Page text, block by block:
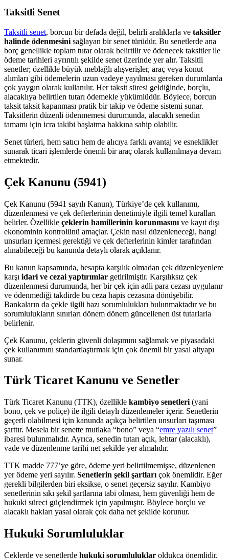
Taksitli Senet
Taksitli senet, borcun bir defada değil, belirli aralıklarla ve taksitler
halinde ödenmesini sağlayan bir senet türüdür. Bu senetlerde ana
borç genellikle toplam tutar olarak belirtilir ve ödenecek taksitler ile
ödeme tarihleri ayrıntılı şekilde senet üzerinde yer alır. Taksitli
senetler; özellikle büyük meblağlı alışverişler, araç veya konut
alımları gibi ödemelerin uzun vadeye yayılması gereken durumlarda
çok yaygın olarak kullanılır. Her taksit süresi geldiğinde, borçlu,
alacaklıya belirtilen tutarı ödemekle yükümlüdür. Böylece, borcun
taksit taksit kapanması pratik bir takip ve ödeme sistemi sunar.
Taksitlerin düzenli ödenmemesi durumunda, alacaklı senedin
tamamı için icra takibi başlatma hakkına sahip olabilir.
Senet türleri, hem satıcı hem de alıcıya farklı avantaj ve esneklikler
sunarak ticari işlemlerde önemli bir araç olarak kullanılmaya devam
etmektedir.
Çek Kanunu (5941)
Çek Kanunu (5941 sayılı Kanun), Türkiye’de çek kullanımı,
düzenlenmesi ve çek defterlerinin denetimiyle ilgili temel kuralları
belirler. Özellikle çeklerin hamillerinin korunmasını ve kayıt dışı
ekonominin kontrolünü amaçlar. Çekin nasıl düzenleneceği, hangi
unsurları içermesi gerektiği ve çek defterlerinin kimler tarafından
alınabileceği bu kanunda detaylı olarak açıklanır.
Bu kanun kapsamında, hesapta karşılık olmadan çek düzenleyenlere
karşı idari ve cezai yaptırımlar getirilmiştir. Karşılıksız çek
düzenlenmesi durumunda, her bir çek için adli para cezası uygulanır
ve ödenmediği takdirde bu ceza hapis cezasına dönüşebilir.
Bankaların da çekle ilgili bazı sorumlulukları bulunmaktadır ve bu
sorumlulukların sınırları dönem dönem güncellenen üst tutarlarla
belirlenir.
Çek Kanunu, çeklerin güvenli dolaşımını sağlamak ve piyasadaki
çek kullanımını standartlaştırmak için çok önemli bir yasal altyapı
sunar.
Türk Ticaret Kanunu ve Senetler
Türk Ticaret Kanunu (TTK), özellikle kambiyo senetleri (yani
bono, çek ve poliçe) ile ilgili detaylı düzenlemeler içerir. Senetlerin
geçerli olabilmesi için kanunda açıkça belirtilen unsurları taşıması
şarttır. Mesela bir senette mutlaka “bono” veya “emre yazılı senet”
ibaresi bulunmalıdır. Ayrıca, senedin tutarı açık, lehtar (alacaklı),
vade ve düzenlenme tarihi net şekilde yer almalıdır.
TTK madde 777’ye göre, ödeme yeri belirtilmemişse, düzenlenen
yer ödeme yeri sayılır. Senetlerin şekil şartları çok önemlidir. Eğer
gerekli bilgilerden biri eksikse, o senet geçersiz sayılır. Kambiyo
senetlerinin sıkı şekil şartlarına tabi olması, hem güvenliği hem de
hukuki süreci güçlendirmek için yapılmıştır. Böylece borçlu ve
alacaklı hakları yasal olarak çok daha net şekilde korunur.
Hukuki Sorumluluklar
Çeklerde ve senetlerde hukuki sorumluluklar oldukça önemlidir.